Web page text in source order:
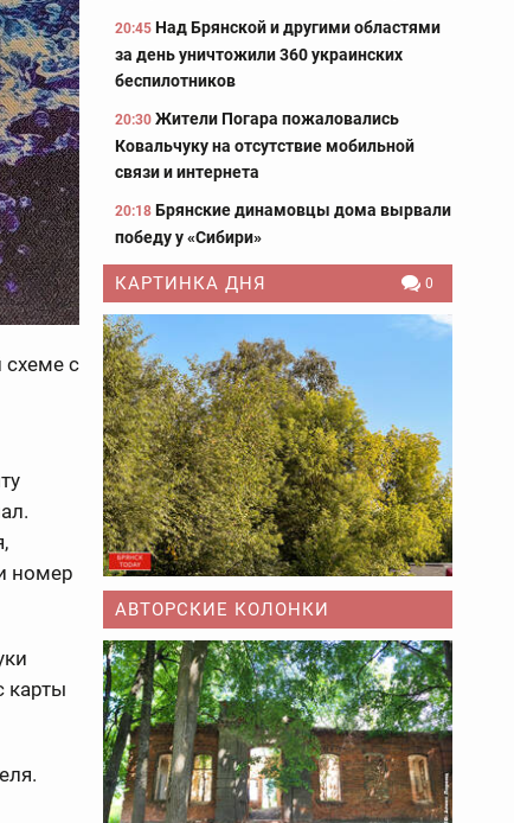
с
номер
карты
20:45 Над Брянской и другими областями
за день уничтожили 360 украинских
беспилотников
20:30 Жители Погара пожаловались
Ковальчуку на отсутствие мобильной
связи и интернета
20:18 Брянские динамовцы дома вырвали
победу у «Сибири»
КАРТИНКА ДНЯ 0
АВТОРСКИЕ КОЛОНКИ